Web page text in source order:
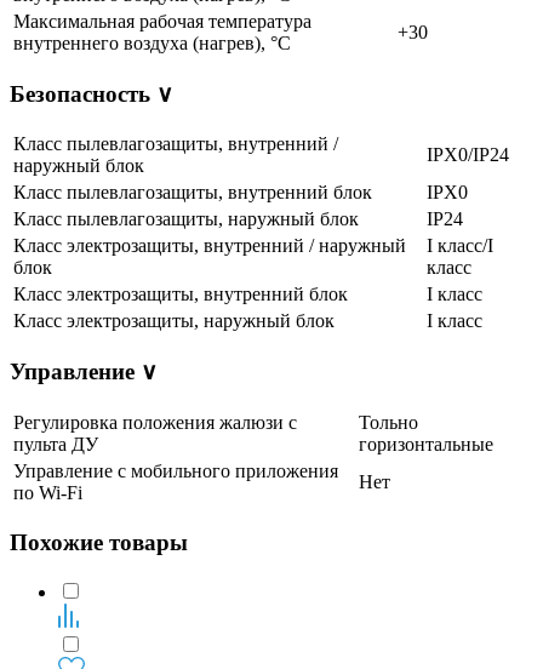
Максимальная рабочая температура
внутреннего воздуха (нагрев), °C
+30
Безопасность ∨
Класс пылевлагозащиты, внутренний /
наружный блок
IPX0/IP24
Класс пылевлагозащиты, внутренний блок
IPX0
Класс пылевлагозащиты, наружный блок
IP24
Класс электрозащиты, внутренний / наружный
блок
I класс/I
класс
Класс электрозащиты, внутренний блок
I класс
Класс электрозащиты, наружный блок
I класс
Управление ∨
Регулировка положения жалюзи с
пульта ДУ
Тольно
горизонтальные
Управление c мобильного приложения
по Wi-Fi
Нет
Похожие товары